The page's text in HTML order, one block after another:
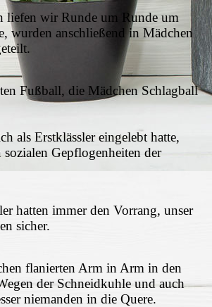
liefen wir Runde um Runde um
wurden anschließend in Mädchen
Fußball, die Mädchen Schlagball
als Erstklässler eingelebt hatte,
Gepflogenheiten der
hatten immer den Vorrang, unser
sicher.
flanierten Arm in Arm in den
der Schneidkuhle und auch
niemanden in die Quere.